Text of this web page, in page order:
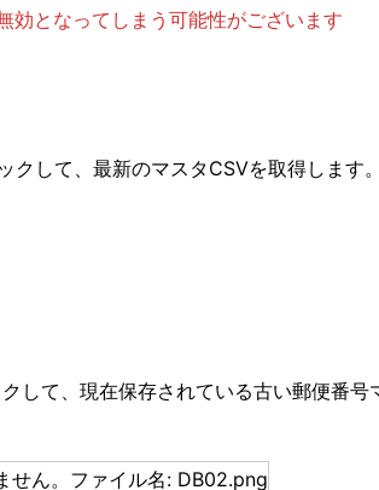
効となってしまう可能性がございます
クして、最新のマスタCSVを取得します。
して、現在保存されている古い郵便番号